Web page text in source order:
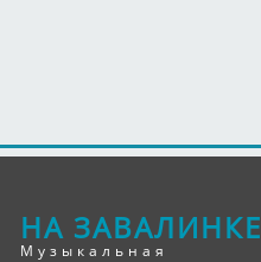
НА ЗАВАЛИНКЕ
Музыкальная